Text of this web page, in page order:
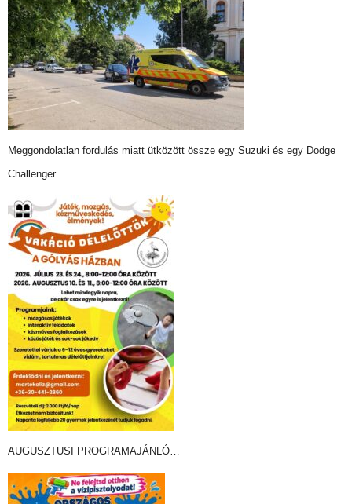
Meggondolatlan fordulás miatt ütközött össze egy Suzuki és egy Dodge
Challenger …
AUGUSZTUSI PROGRAMAJÁNLÓ…